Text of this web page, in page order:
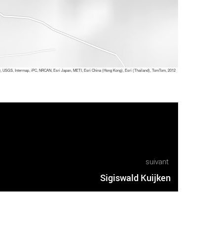
Intermap, iPC, NRCAN, Esri Japan, METI, Esri China (Hong Kong), Esri (Thailand), TomTom, 2012
suivant
Sigiswald Kuijken